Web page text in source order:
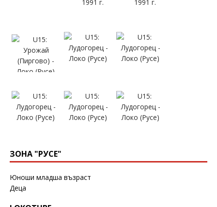
ЗОНА "РУСЕ"
Юноши младша възраст
Деца